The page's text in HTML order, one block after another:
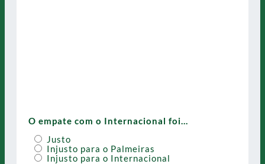
O empate com o Internacional foi…
Justo
Injusto para o Palmeiras
Injusto para o Internacional